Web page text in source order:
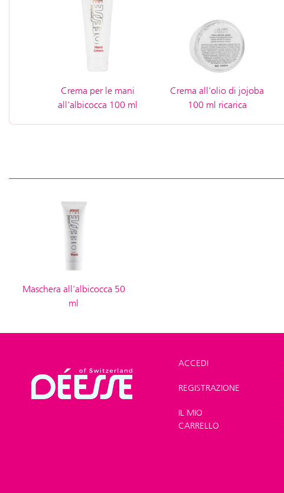
Crema per le mani
all'albicocca 100 ml
Crema all'olio di jojoba
100 ml ricarica
Maschera all'albicocca 50
ml
Shop
Linea
ACCEDI
REGISTRAZIONE
IL MIO
CARRELLO